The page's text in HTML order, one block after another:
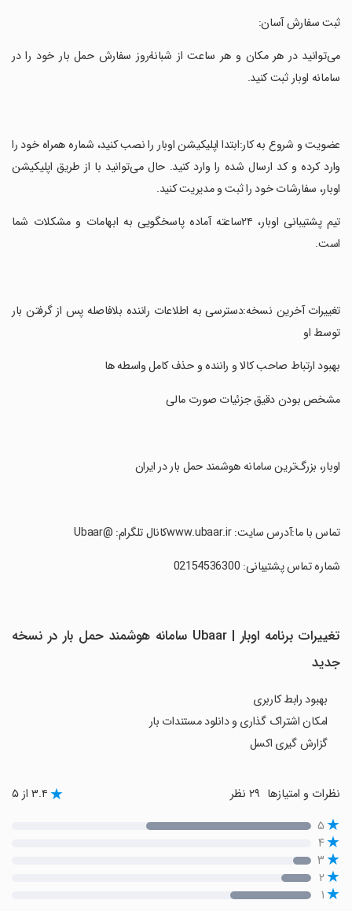
‏ثبت سفارش آسان:
‏می‌توانید در هر مکان و هر ساعت از شبانهٰ‌روز سفارش حمل بار خود را در
سامانه اوبار ثبت کنید.
‏عضویت و شروع به کار:ابتدا اپلیکیشن اوبار را نصب کنید،‌ شماره همراه خود را
وارد کرده و کد ارسال شده را وارد کنید. حال می‌توانید با از طریق اپلیکیشن
اوبار،‌ سفارشات خود را ثبت و مدیریت کنید.
‏تیم پشتیبانی اوبار، ۲۴ساعته آماده پاسخگویی به ابهامات و مشکلات شما
است.
‏تغییرات آخرین نسخه:دسترسی به اطلاعات راننده بلافاصله پس از گرفتن بار
توسط او
‏بهبود ارتباط صاحب کالا و راننده و حذف کامل واسطه ها
‏مشخص بودن دقیق جزئیات صورت مالی
‏اوبار، بزرگ‌ترین سامانه هوشمند حمل بار در ایران
‏تماس با ما:آدرس سایت: www.ubaar.irکانال تلگرام: @Ubaar
‏شماره تماس پشتیبانی: 02154536300
تغییرات برنامه ‏اوبار | Ubaar سامانه هوشمند حمل بار در نسخه
جدید
بهبود رابط کاربری
امکان اشتراک گذاری و دانلود مستندات بار
گزارش گیری اکسل
نظرات و امتیازها ۲۹ نظر ۳.۴ از ۵
۵
۴
۳
۲
۱